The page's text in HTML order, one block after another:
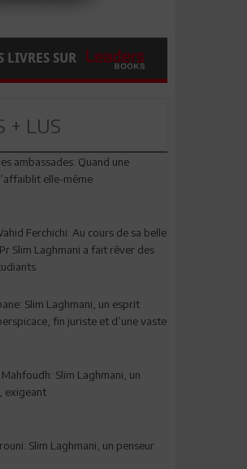
LIVRES SUR
+ LUS
ambassades: Quand une
elle-même
Ferchichi: Au cours de sa belle
Slim Laghmani a fait rêver des
Slim Laghmani, un esprit
fin juriste et d’une vaste
Slim Laghmani, un
exigeant
Slim Laghmani, un penseur